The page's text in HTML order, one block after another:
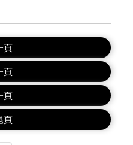
頁
頁
頁
頁